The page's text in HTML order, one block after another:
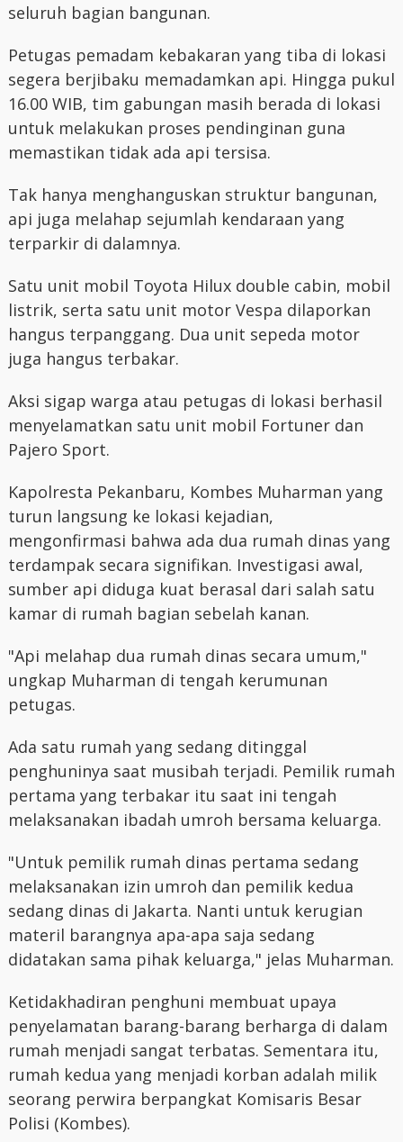
seluruh bagian bangunan.
Petugas pemadam kebakaran yang tiba di lokasi
segera berjibaku memadamkan api. Hingga pukul
16.00 WIB, tim gabungan masih berada di lokasi
untuk melakukan proses pendinginan guna
memastikan tidak ada api tersisa.
Tak hanya menghanguskan struktur bangunan,
api juga melahap sejumlah kendaraan yang
terparkir di dalamnya.
Satu unit mobil Toyota Hilux double cabin, mobil
listrik, serta satu unit motor Vespa dilaporkan
hangus terpanggang. Dua unit sepeda motor
juga hangus terbakar.
Aksi sigap warga atau petugas di lokasi berhasil
menyelamatkan satu unit mobil Fortuner dan
Pajero Sport.
Kapolresta Pekanbaru, Kombes Muharman yang
turun langsung ke lokasi kejadian,
mengonfirmasi bahwa ada dua rumah dinas yang
terdampak secara signifikan. Investigasi awal,
sumber api diduga kuat berasal dari salah satu
kamar di rumah bagian sebelah kanan.
"Api melahap dua rumah dinas secara umum,"
ungkap Muharman di tengah kerumunan
petugas.
Ada satu rumah yang sedang ditinggal
penghuninya saat musibah terjadi. Pemilik rumah
pertama yang terbakar itu saat ini tengah
melaksanakan ibadah umroh bersama keluarga.
"Untuk pemilik rumah dinas pertama sedang
melaksanakan izin umroh dan pemilik kedua
sedang dinas di Jakarta. Nanti untuk kerugian
materil barangnya apa-apa saja sedang
didatakan sama pihak keluarga," jelas Muharman.
Ketidakhadiran penghuni membuat upaya
penyelamatan barang-barang berharga di dalam
rumah menjadi sangat terbatas. Sementara itu,
rumah kedua yang menjadi korban adalah milik
seorang perwira berpangkat Komisaris Besar
Polisi (Kombes).